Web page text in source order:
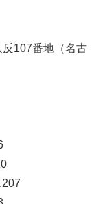
107番地（名古